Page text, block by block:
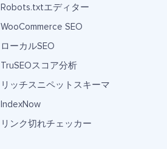
Robots.txtエディター
WooCommerce SEO
ローカルSEO
TruSEOスコア分析
リッチスニペットスキーマ
IndexNow
リンク切れチェッカー